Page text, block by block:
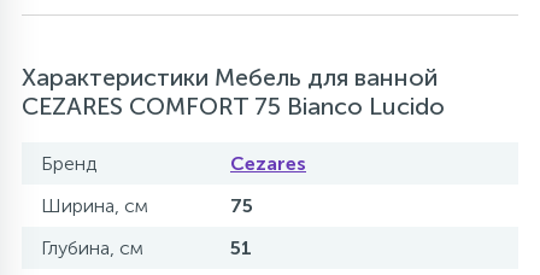
Характеристики Мебель для ванной
CEZARES COMFORT 75 Bianco Lucido
Бренд
Cezares
Ширина, см
75
Глубина, см
51